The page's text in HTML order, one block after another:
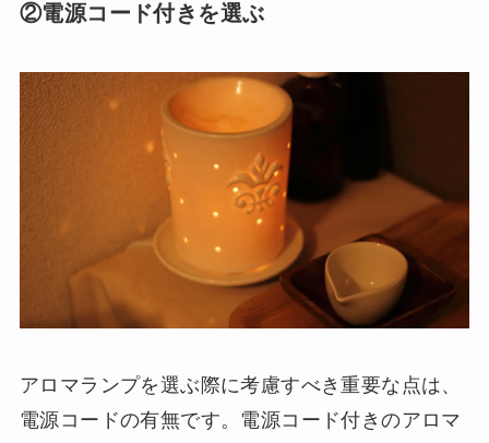
②電源コード付きを選ぶ
アロマランプを選ぶ際に考慮すべき重要な点は、
電源コードの有無です。電源コード付きのアロマ